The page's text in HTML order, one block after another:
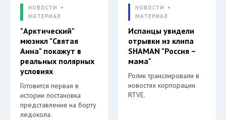
НОВОСТИ
МАТЕРИАЛ
"Арктический"
мюзикл "Святая
Анна" покажут в
реальных полярных
условиях
Готовится первая в
истории постановка
представления на борту
ледокола.
НОВОСТИ
МАТЕРИАЛ
Испанцы увидели
отрывки из клипа
SHAMAN "Россия –
мама"
Ролик транслировали в
новостях корпорации
RTVE.